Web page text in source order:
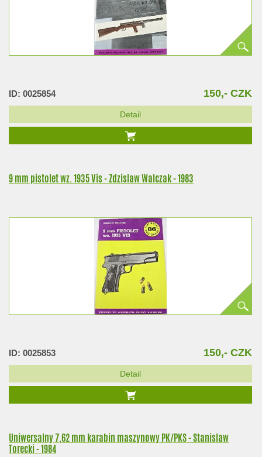
ID: 0025854 150,- CZK
Detail
9 mm pistolet wz. 1935 Vis - Zdzislaw Walczak - 1983
ID: 0025853 150,- CZK
Detail
Uniwersalny 7,62 mm karabin maszynowy PK/PKS - Stanislaw
Torecki - 1984